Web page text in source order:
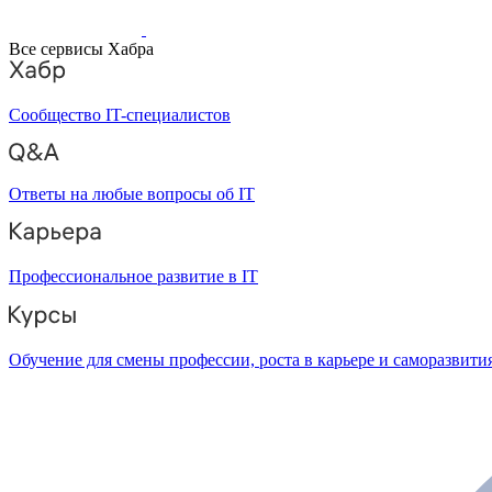
Все сервисы Хабра
Сообщество IT-специалистов
Ответы на любые вопросы об IT
Профессиональное развитие в IT
Обучение для смены профессии, роста в карьере и